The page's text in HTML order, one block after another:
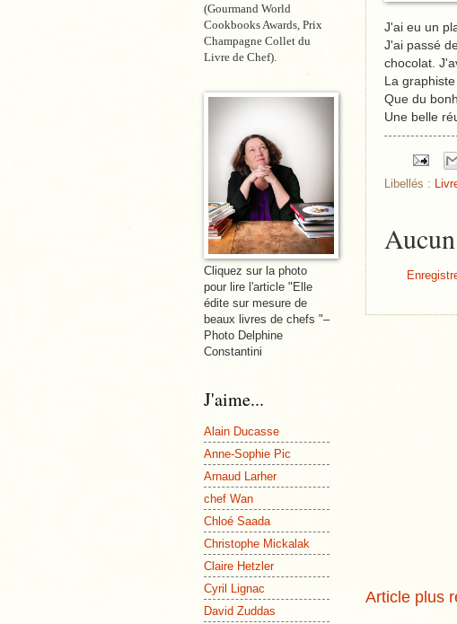
J'ai eu un
J'ai passé
chocolat.
La
Que du
Une belle
Libellés :
Article plus
(Gourmand World
Cookbooks Awards, Prix
Champagne Collet du
Livre de Chef).
Cliquez sur la photo
pour lire l'article "Elle
édite sur mesure de
beaux livres de chefs "–
Photo Delphine
Constantini
J'aime...
Alain Ducasse
Anne-Sophie Pic
Arnaud Larher
chef Wan
Chloé Saada
Christophe Mickalak
Claire Hetzler
Cyril Lignac
David Zuddas